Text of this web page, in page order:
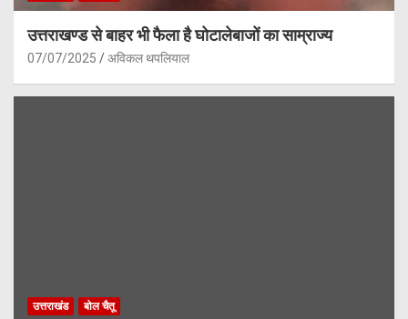
उत्तराखण्ड से बाहर भी फैला है घोटालेबाजों का साम्राज्य
07/07/2025 अविकल थपलियाल
उत्तराखंड बोल चैतू